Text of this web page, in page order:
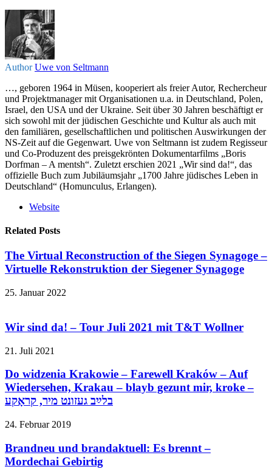
Author Uwe von Seltmann
…, geboren 1964 in Müsen, kooperiert als freier Autor, Rechercheur
und Projektmanager mit Organisationen u.a. in Deutschland, Polen,
Israel, den USA und der Ukraine. Seit über 30 Jahren beschäftigt er
sich sowohl mit der jüdischen Geschichte und Kultur als auch mit
den familiären, gesellschaftlichen und politischen Auswirkungen der
NS-Zeit auf die Gegenwart. Uwe von Seltmann ist zudem Regisseur
und Co-Produzent des preisgekrönten Dokumentarfilms „Boris
Dorfman – A mentsh“. Zuletzt erschien 2021 „Wir sind da!“, das
offizielle Buch zum Jubiläumsjahr „1700 Jahre jüdisches Leben in
Deutschland“ (Homunculus, Erlangen).
Website
Related Posts
The Virtual Reconstruction of the Siegen Synagoge –
Virtuelle Rekonstruktion der Siegener Synagoge
25. Januar 2022
Wir sind da! – Tour Juli 2021 mit T&T Wollner
21. Juli 2021
Do widzenia Krakowie – Farewell Kraków – Auf
Wiedersehen, Krakau – blayb gezunt mir, kroke –
בלײַב געזונט מיר, קראָקע
24. Februar 2019
Brandneu und brandaktuell: Es brennt –
Mordechai Gebirtig